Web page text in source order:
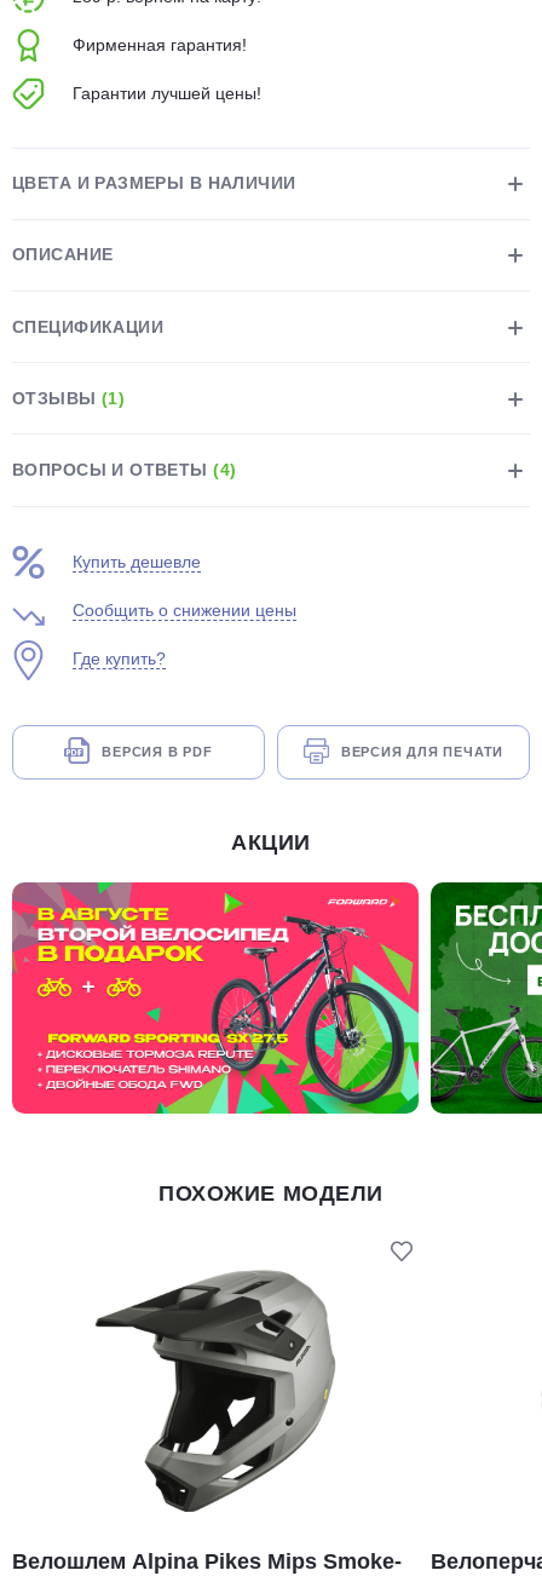
Фирменная гарантия!
Гарантии лучшей цены!
ЦВЕТА И РАЗМЕРЫ В НАЛИЧИИ
ОПИСАНИЕ
СПЕЦИФИКАЦИИ
ОТЗЫВЫ (1)
ВОПРОСЫ И ОТВЕТЫ(4)
Купить дешевле
Сообщить о снижении цены
Где купить?
ВЕРСИЯ В PDF ВЕРСИЯ ДЛЯ ПЕЧАТИ
АКЦИИ
ПОХОЖИЕ МОДЕЛИ
Велошлем Alpina Pikes Mips Smoke-
недели
раз в 2 недели
8 800 302-02-51